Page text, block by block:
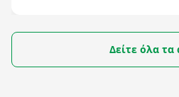
Δείτε όλα τα